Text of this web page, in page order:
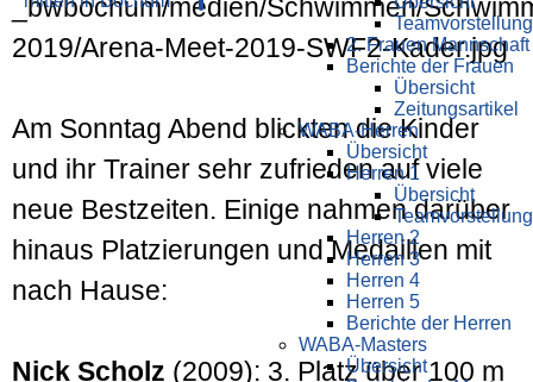
Teamvorstellung
2. Frauen Mannschaft
Berichte der Frauen
Übersicht
Zeitungsartikel
WABA-Herren
Übersicht
Herren 1
Übersicht
Teamvorstellung
Herren 2
Herren 3
Herren 4
Herren 5
Berichte der Herren
WABA-Masters
Übersicht
Am Sonntag Abend blickten die Kinder
und ihr Trainer sehr zufrieden auf viele
neue Best­zeiten. Einige nahmen darüber
hinaus Platzierungen und Medaillen mit
nach Hause:
Nick Scholz (2009): 3. Platz über 100 m